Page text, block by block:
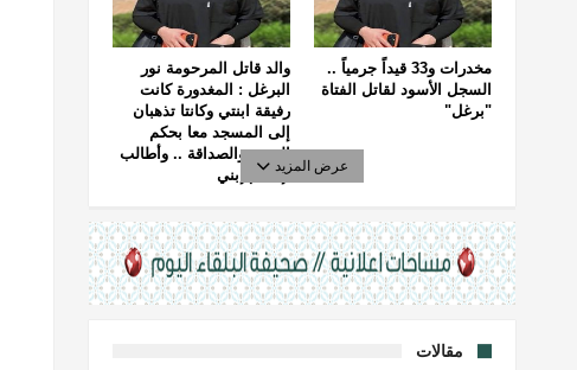
والد قاتل المرحومة نور
البرغل : المغدورة كانت
رفيقة ابنتي وكانتا تذهبان
إلى المسجد معا بحكم
الجيرة والصداقة .. وأطالب
بإعدام إبني
مخدرات و33 قيداً جرمياً ..
السجل الأسود لقاتل الفتاة
"برغل"
عرض المزيد
مقالات